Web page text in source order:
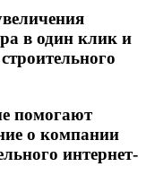
в один клик и
помогают
о компании
интернет-